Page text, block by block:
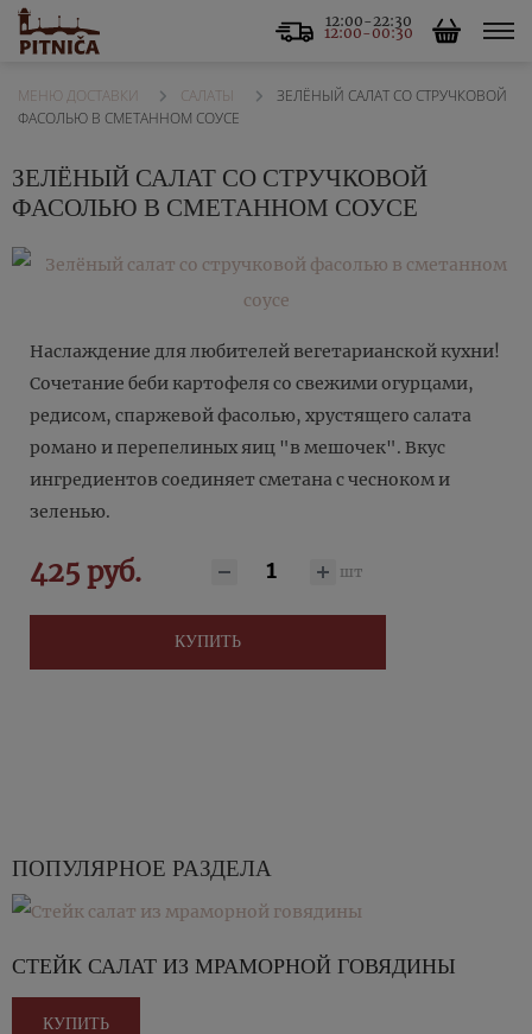
12:00-22:30
12:00-00:30
МЕНЮ ДОСТАВКИ САЛАТЫ
ЗЕЛЁНЫЙ САЛАТ СО СТРУЧКОВОЙ
ФАСОЛЬЮ В СМЕТАННОМ СОУСЕ
ЗЕЛЁНЫЙ САЛАТ СО СТРУЧКОВОЙ
ФАСОЛЬЮ В СМЕТАННОМ СОУСЕ
Наслаждение для любителей вегетарианской кухни!
Сочетание беби картофеля со свежими огурцами,
редисом, спаржевой фасолью, хрустящего салата
романо и перепелиных яиц "в мешочек". Вкус
ингредиентов соединяет сметана с чесноком и
зеленью.
425 руб. шт
КУПИТЬ
ПОПУЛЯРНОЕ РАЗДЕЛА
СТЕЙК САЛАТ ИЗ МРАМОРНОЙ ГОВЯДИНЫ
КУПИТЬ